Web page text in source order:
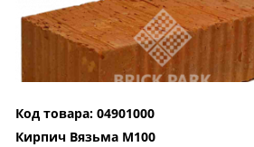
Код товара: 04901000
Кирпич Вязьма М100